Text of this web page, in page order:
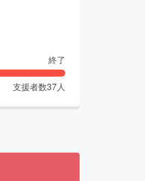
終了
支援者数37人